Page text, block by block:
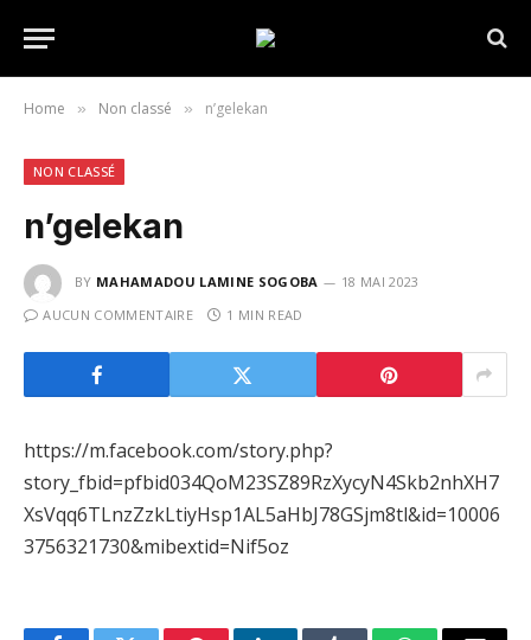
Home » Non classé » n’gelekan
NON CLASSÉ
n’gelekan
BY MAHAMADOU LAMINE SOGOBA
18 MAI 2023
AUCUN COMMENTAIRE
1 MIN READ
https://m.facebook.com/story.php?
story_fbid=pfbid034QoM23SZ89RzXycyN4Skb2nhXH7
XsVqq6TLnzZzkLtiyHsp1AL5aHbJ78GSjm8tl&id=10006
3756321730&mibextid=Nif5oz